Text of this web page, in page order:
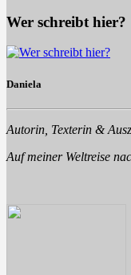
Wer schreibt hier?
Daniela
Autorin, Texterin &
Auf meiner Weltreise